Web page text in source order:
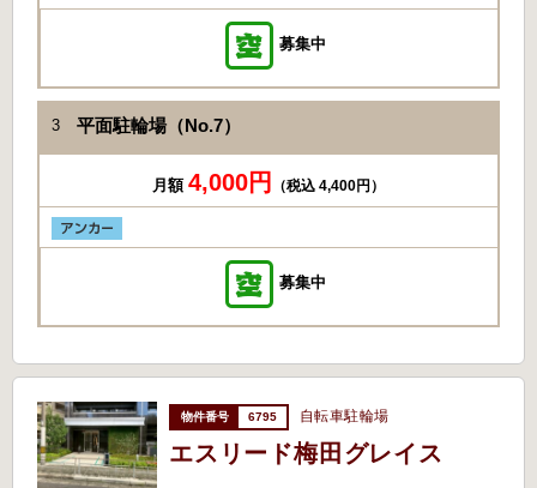
募集中
3 平面駐輪場（No.7）
月額 4,000円 （税込 4,400円）
募集中
6795 自転車駐輪場
エスリード梅田グレイス